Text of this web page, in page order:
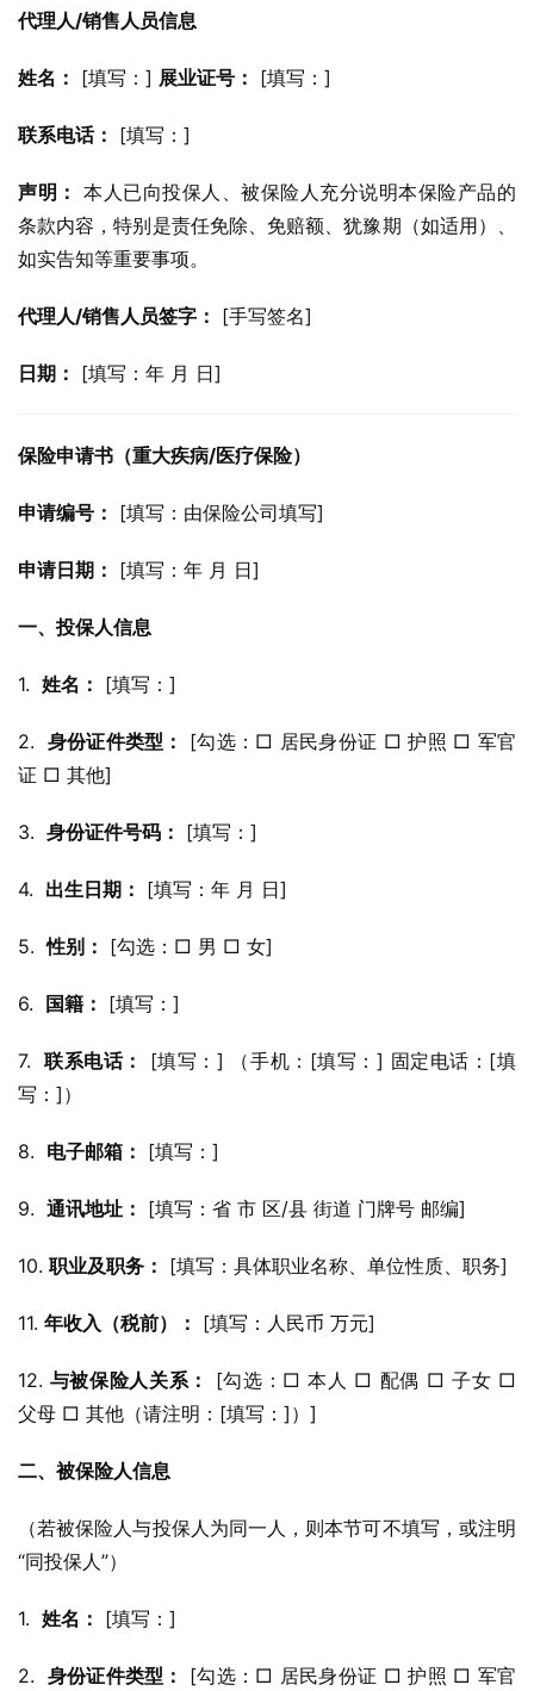
代理人/销售人员信息
姓名： [填写：] 展业证号： [填写：]
联系电话： [填写：]
声明： 本人已向投保人、被保险人充分说明本保险产品的
条款内容，特别是责任免除、免赔额、犹豫期（如适用）、
如实告知等重要事项。
代理人/销售人员签字： [手写签名]
日期： [填写：年 月 日]
保险申请书（重大疾病/医疗保险）
申请编号： [填写：由保险公司填写]
申请日期： [填写：年 月 日]
一、投保人信息
1. 姓名： [填写：]
2. 身份证件类型：
[勾选：□ 居民身份证 □ 护照 □ 军官
证 □ 其他]
3. 身份证件号码： [填写：]
4. 出生日期： [填写：年 月 日]
5. 性别： [勾选：□ 男 □ 女]
6. 国籍： [填写：]
7. 联系电话：
[填写：] （手机：[填写：] 固定电话：[填
写：]）
8. 电子邮箱： [填写：]
9. 通讯地址： [填写：省 市 区/县 街道 门牌号 邮编]
10. 职业及职务： [填写：具体职业名称、单位性质、职务]
11. 年收入（税前）： [填写：人民币 万元]
12. 与被保险人关系：
[勾选：□ 本人 □ 配偶 □ 子女 □
父母 □ 其他（请注明：[填写：]）]
二、被保险人信息
（若被保险人与投保人为同一人，则本节可不填写，或注明
“同投保人”）
1. 姓名： [填写：]
2. 身份证件类型： [勾选：□ 居民身份证 □ 护照 □ 军官